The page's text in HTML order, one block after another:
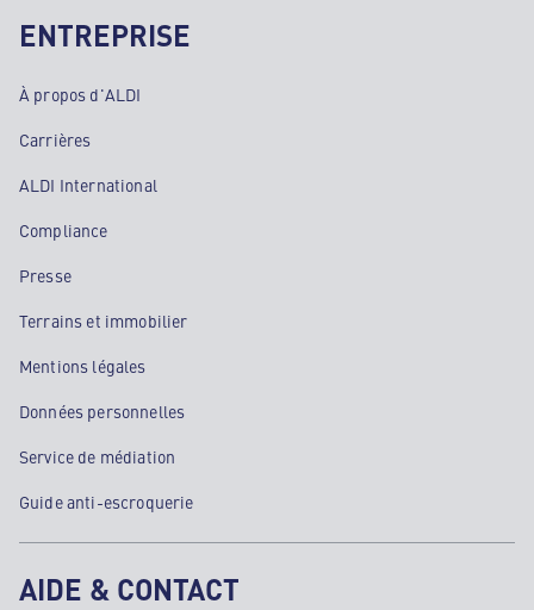
ENTREPRISE
À propos d'ALDI
Carrières
ALDI International
Compliance
Presse
Terrains et immobilier
Mentions légales
Données personnelles
Service de médiation
Guide anti-escroquerie
AIDE & CONTACT